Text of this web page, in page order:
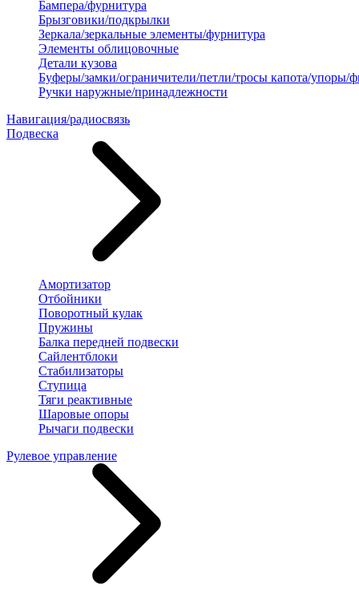
Бампера/фурнитура
Брызговики/подкрылки
Зеркала/зеркальные элементы/фурнитура
Элементы облицовочные
Детали кузова
Буферы/замки/ограничители/петли/тросы капота/упоры/
Ручки наружные/принадлежности
Навигация/радиосвязь
Подвеска
Амортизатор
Отбойники
Поворотный кулак
Пружины
Балка передней подвески
Сайлентблоки
Стабилизаторы
Ступица
Тяги реактивные
Шаровые опоры
Рычаги подвески
Рулевое управление